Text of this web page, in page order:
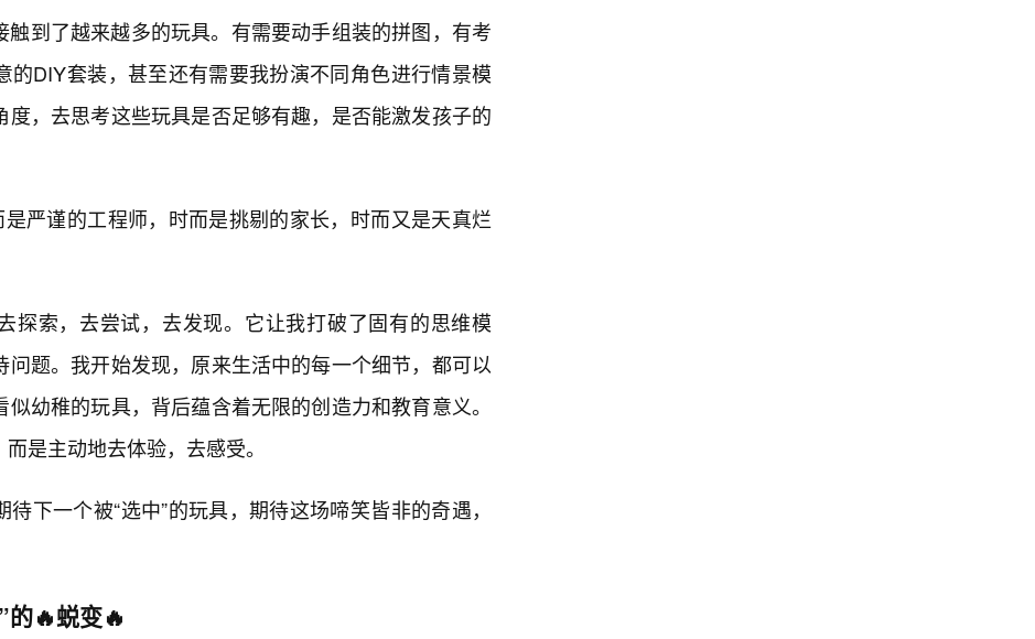
触到了越来越多的玩具。有需要动手组装的拼图，有考
的DIY套装，甚至还有需要我扮演不同角色进行情景模
，去思考这些玩具是否足够有趣，是否能激发孩子的
是严谨的工程师，时而是挑剔的家长，时而又是天真烂
探索，去尝试，去发现。它让我打破了固有的思维模
题。我开始发现，原来生活中的每一个细节，都可以
幼稚的玩具，背后蕴含着无限的创造力和教育意义。
是主动地去体验，去感受。
下一个被“选中”的玩具，期待这场啼笑皆非的奇遇，
的🔥蜕变🔥